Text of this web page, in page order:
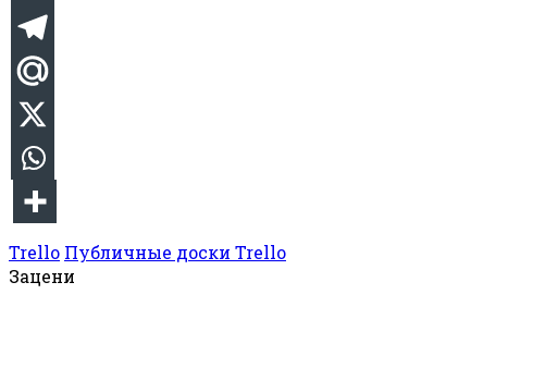
Trello Публичные доски Trello
Зацени